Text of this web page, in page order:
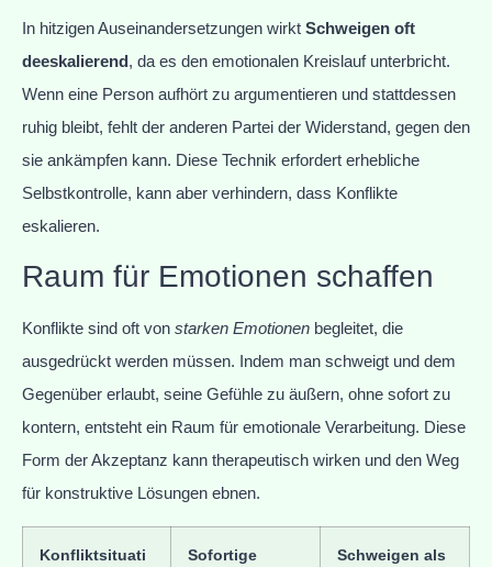
In hitzigen Auseinandersetzungen wirkt Schweigen oft
deeskalierend, da es den emotionalen Kreislauf unterbricht.
Wenn eine Person aufhört zu argumentieren und stattdessen
ruhig bleibt, fehlt der anderen Partei der Widerstand, gegen den
sie ankämpfen kann. Diese Technik erfordert erhebliche
Selbstkontrolle, kann aber verhindern, dass Konflikte
eskalieren.
Raum für Emotionen schaffen
Konflikte sind oft von starken Emotionen begleitet, die
ausgedrückt werden müssen. Indem man schweigt und dem
Gegenüber erlaubt, seine Gefühle zu äußern, ohne sofort zu
kontern, entsteht ein Raum für emotionale Verarbeitung. Diese
Form der Akzeptanz kann therapeutisch wirken und den Weg
für konstruktive Lösungen ebnen.
Konfliktsituati
Sofortige
Schweigen als